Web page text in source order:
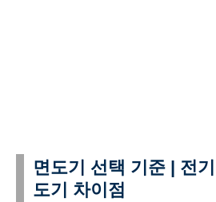
면도기 선택 기준 | 전
도기 차이점